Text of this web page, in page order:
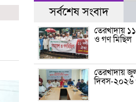
সর্বশেষ সংবাদ
তেরখাদায়
ও গণ মিছিল
তেরখাদায়
দিবস-২০২৬